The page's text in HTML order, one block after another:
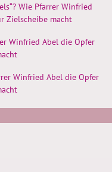
Wie Pfarrer Winfried
Zielscheibe macht
Winfried Abel die Opfer
Winfried Abel die Opfer